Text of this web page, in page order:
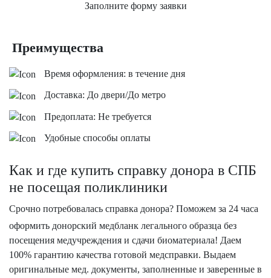
Заполните форму заявки
Преимущества
Время оформления: в течение дня
Доставка: До двери/До метро
Предоплата: Не требуется
Удобные способы оплаты
Как и где купить справку донора в СПБ
не посещая поликлиники
Срочно потребовалась справка донора? Поможем за 24 часа
оформить донорский медбланк легального образца без
посещения медучреждения и сдачи биоматериала! Даем
100% гарантию качества готовой медсправки. Выдаем
оригинальные мед. документы, заполненные и заверенные в